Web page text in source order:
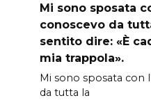
Mi sono sposata
conoscevo da
sentito dire: «È
mia trappola».
Mi sono sposata con
da tutta la